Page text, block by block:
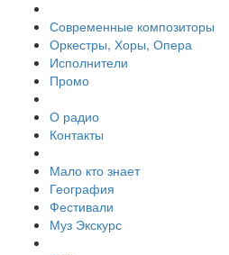
Современные композиторы
Оркестры, Хоры, Опера
Исполнители
Промо
О радио
Контакты
Мало кто знает
География
Фестивали
Муз Экскурс